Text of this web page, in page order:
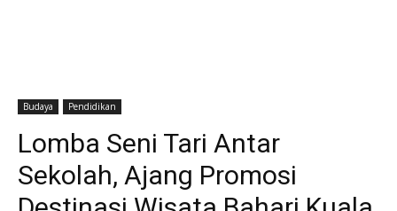
Budaya Pendidikan
Lomba Seni Tari Antar
Sekolah, Ajang Promosi